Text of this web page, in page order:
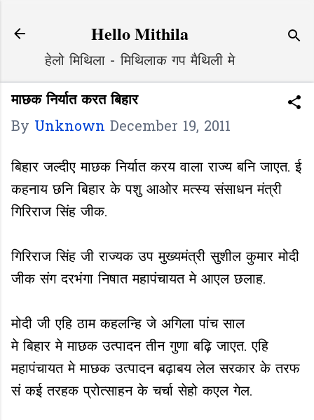
Hello Mithila
हेलो मिथिला - मिथिलाक गप मैथिली मे
माछक निर्यात करत बिहार
By Unknown December 19, 2011
बिहार जल्दीए माछक निर्यात करय वाला राज्य बनि जाएत. ई
कहनाय छनि बिहार के पशु आओर मत्स्य संसाधन मंत्री
गिरिराज सिंह जीक.
गिरिराज सिंह जी राज्यक उप मुख्यमंत्री सुशील कुमार मोदी
जीक संग दरभंगा निषात महापंचायत मे आएल छलाह.
मोदी जी एहि ठाम कहलन्हि जे अगिला पांच साल
मे बिहार मे माछक उत्पादन तीन गुणा बढ़ि जाएत. एहि
महापंचायत मे माछक उत्पादन बढ़ाबय लेल सरकार के तरफ
सं कई तरहक प्रोत्साहन के चर्चा सेहो कएल गेल.